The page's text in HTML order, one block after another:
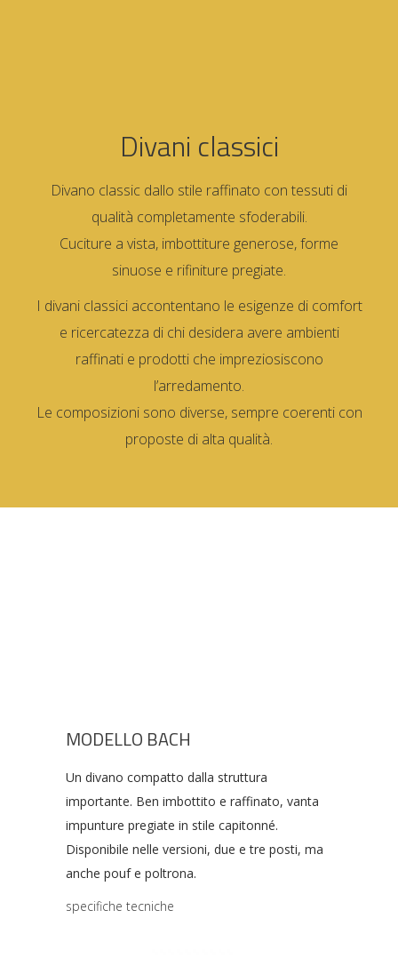
Divani classici
Divano classic dallo stile raffinato con tessuti di
qualità completamente sfoderabili.
Cuciture a vista, imbottiture generose, forme
sinuose e rifiniture pregiate.
I divani classici accontentano le esigenze di comfort
e ricercatezza di chi desidera avere ambienti
raffinati e prodotti che impreziosiscono
l’arredamento.
Le composizioni sono diverse, sempre coerenti con
proposte di alta qualità.
MODELLO BACH
Un divano compatto dalla struttura
importante. Ben imbottito e raffinato, vanta
impunture pregiate in stile capitonné.
Disponibile nelle versioni, due e tre posti, ma
anche pouf e poltrona.
specifiche tecniche